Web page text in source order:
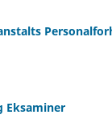
Eksaminer